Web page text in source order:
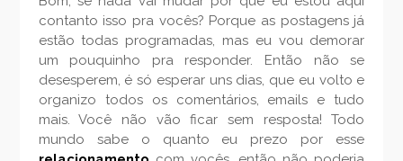
contanto isso pra vocês? Porque as postagens já
estão todas programadas, mas eu vou demorar
um pouquinho pra responder. Então não se
desesperem, é só esperar uns dias, que eu volto e
organizo todos os comentários, emails e tudo
mais. Você não vão ficar sem resposta! Todo
mundo sabe o quanto eu prezo por esse